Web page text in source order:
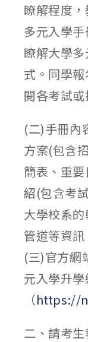
瞭解程度
多元入學
瞭解大學
式。同學
閱各考試或
(二)手冊內
方案(包含
簡表、重
紹(包含考
大學校系
管道等資訊
(三)官方網
元入學升學
（https://
二、請考